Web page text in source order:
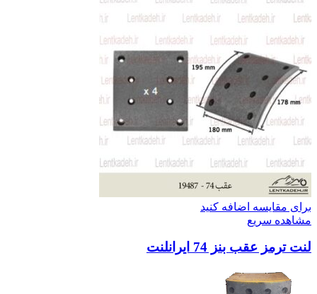
برای مقایسه اضافه کنید
مشاهده سریع
لنت ترمز عقب بنز 74 ایرانلنت